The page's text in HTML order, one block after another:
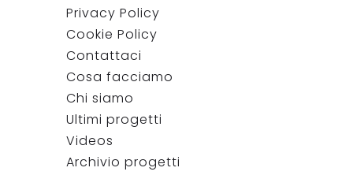
Privacy Policy
Cookie Policy
Contattaci
Cosa facciamo
Chi siamo
Ultimi progetti
Videos
Archivio progetti